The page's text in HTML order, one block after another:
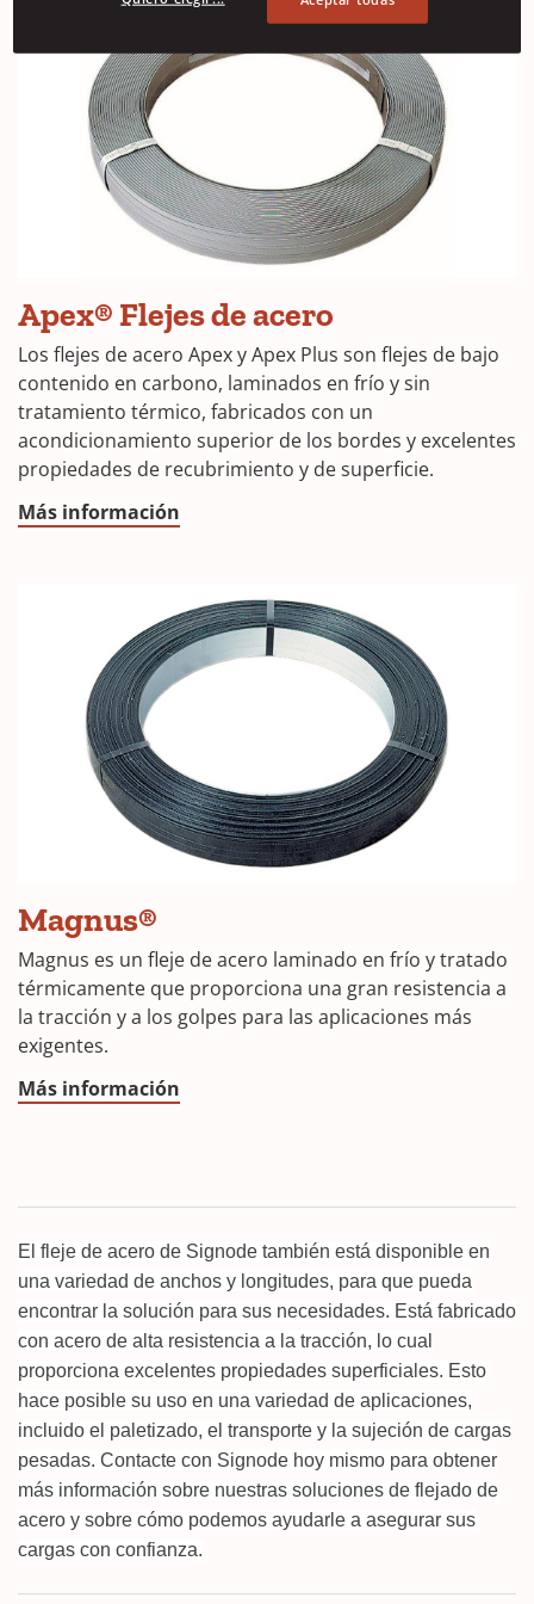
Apex® Flejes de acero
Los flejes de acero Apex y Apex Plus son flejes de bajo
contenido en carbono, laminados en frío y sin
tratamiento térmico, fabricados con un
acondicionamiento superior de los bordes y excelentes
propiedades de recubrimiento y de superficie.
Más información
Magnus®
Magnus es un fleje de acero laminado en frío y tratado
térmicamente que proporciona una gran resistencia a
la tracción y a los golpes para las aplicaciones más
exigentes.
Más información
El fleje de acero de Signode también está disponible en
una variedad de anchos y longitudes, para que pueda
encontrar la solución para sus necesidades. Está fabricado
con acero de alta resistencia a la tracción, lo cual
proporciona excelentes propiedades superficiales. Esto
hace posible su uso en una variedad de aplicaciones,
incluido el paletizado, el transporte y la sujeción de cargas
pesadas. Contacte con Signode hoy mismo para obtener
más información sobre nuestras soluciones de flejado de
acero y sobre cómo podemos ayudarle a asegurar sus
cargas con confianza.